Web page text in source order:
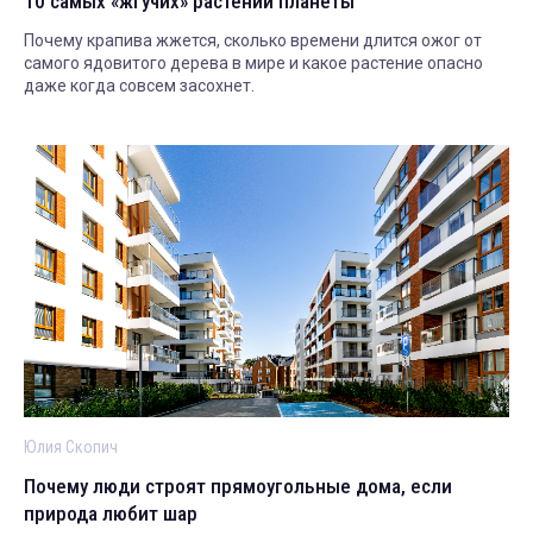
Почему крапива жжется, сколько времени длится ожог от
самого ядовитого дерева в мире и какое растение опасно
даже когда совсем засохнет.
Юлия Скопич
Почему люди строят прямоугольные дома, если
природа любит шар